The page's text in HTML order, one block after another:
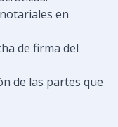
en
de firma del
de las partes que